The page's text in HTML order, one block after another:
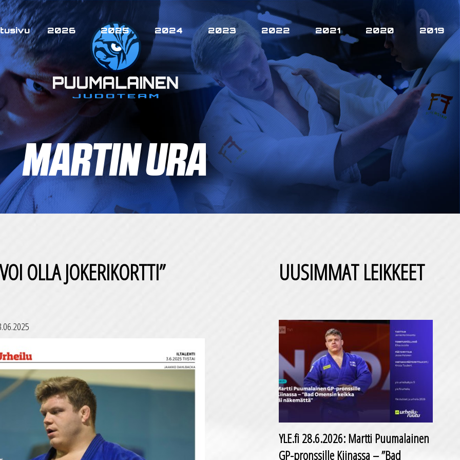
MARTIN URA
2026 2025 2024 2023 2022 2021 2020 2019
OLLA JOKERIKORTTI” UUSIMMAT LEIKKEET
YLE.fi 28.6.2026: Martti Puumalainen
GP-pronssille Kiinassa – ”Bad